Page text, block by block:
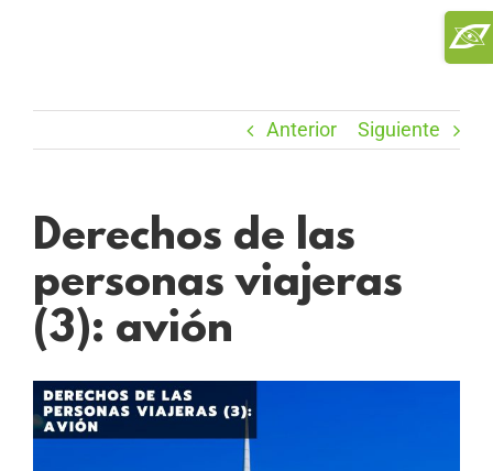
Anterior Siguiente
Derechos de las
personas viajeras
(3): avión
Ver
imagen
Area